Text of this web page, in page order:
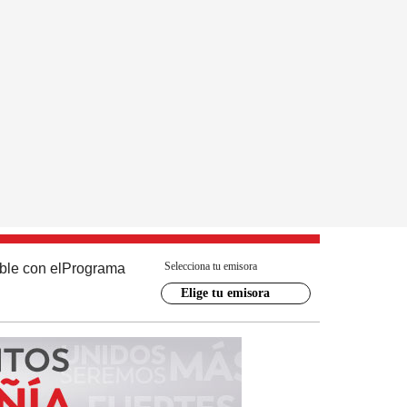
con el Programa Selecciona tu emisora
Elige tu emisora